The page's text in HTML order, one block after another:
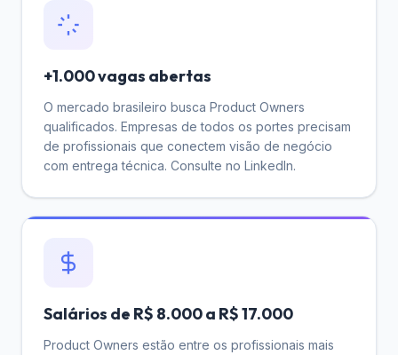
+1.000 vagas abertas
O mercado brasileiro busca Product Owners
qualificados. Empresas de todos os portes precisam
de profissionais que conectem visão de negócio
com entrega técnica. Consulte no LinkedIn.
Salários de R$ 8.000 a R$ 17.000
Product Owners estão entre os profissionais mais